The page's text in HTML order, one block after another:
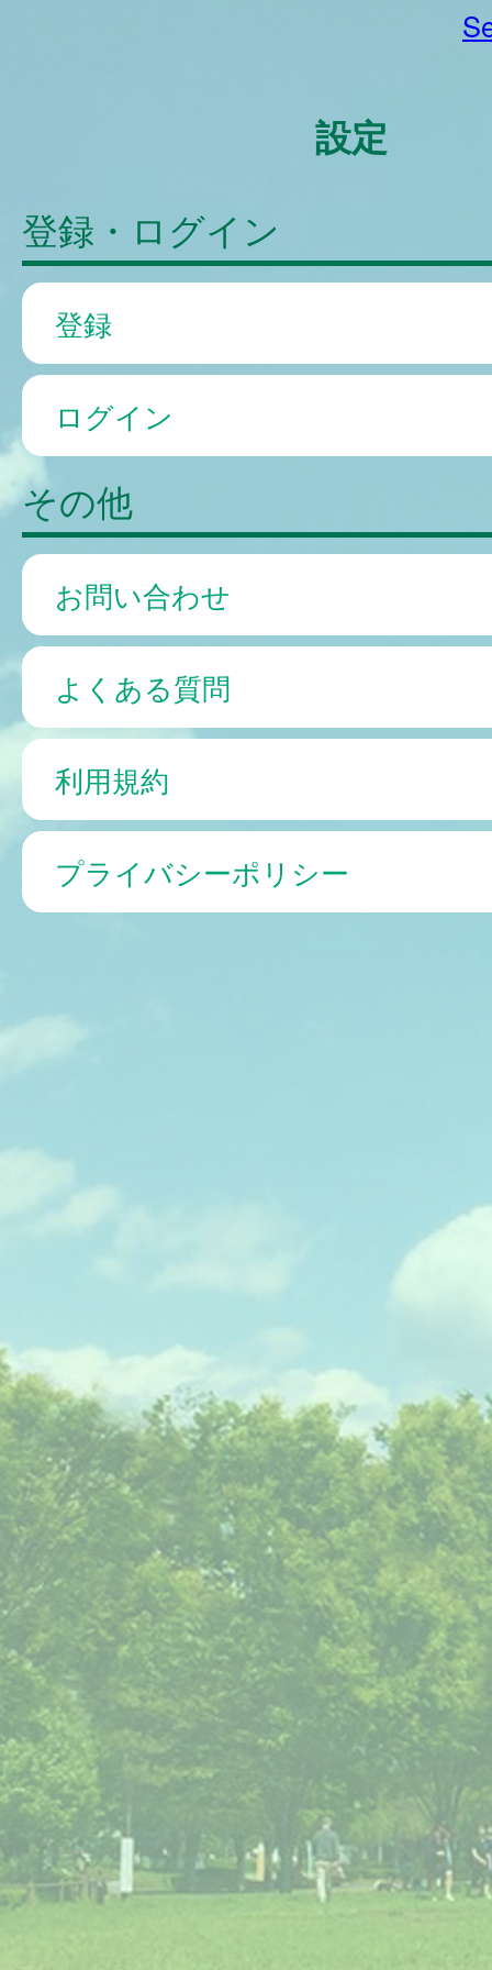
設定
登録・ログイン
登録
ログイン
その他
お問い合わせ
よくある質問
利用規約
プライバシーポリシー